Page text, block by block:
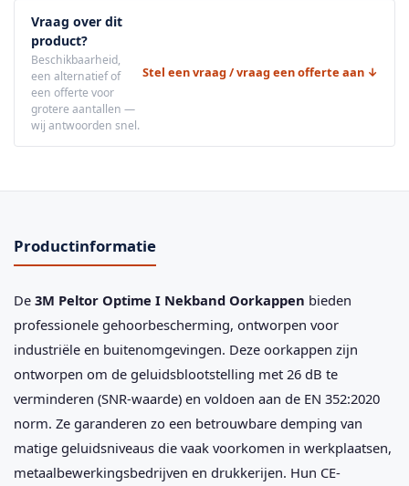
Vraag over dit
product?
Beschikbaarheid,
een alternatief of
een offerte voor
grotere aantallen —
wij antwoorden snel.
Stel een vraag / vraag een offerte aan ↓
Productinformatie
De 3M Peltor Optime I Nekband Oorkappen bieden
professionele gehoorbescherming, ontworpen voor
industriële en buitenomgevingen. Deze oorkappen zijn
ontworpen om de geluidsblootstelling met 26 dB te
verminderen (SNR-waarde) en voldoen aan de EN 352:2020
norm. Ze garanderen zo een betrouwbare demping van
matige geluidsniveaus die vaak voorkomen in werkplaatsen,
metaalbewerkingsbedrijven en drukkerijen. Hun CE-